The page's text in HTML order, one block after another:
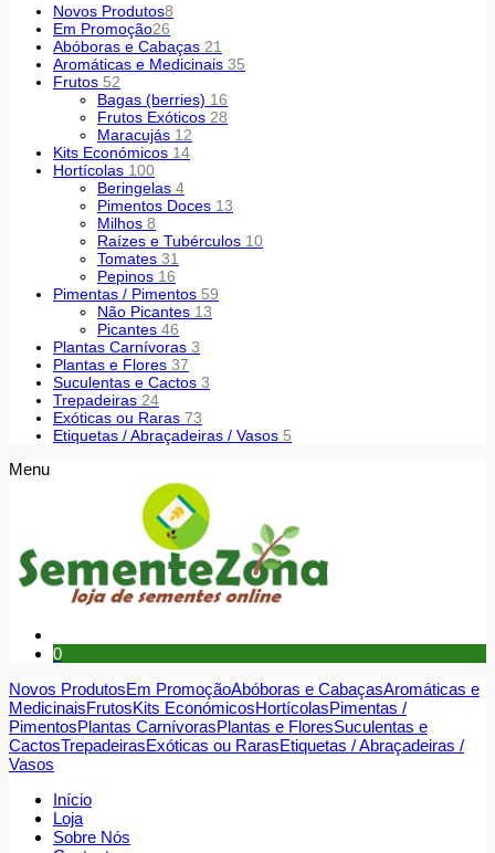
Novos Produtos8
Em Promoção26
Abóboras e Cabaças 21
Aromáticas e Medicinais 35
Frutos 52
Bagas (berries) 16
Frutos Exóticos 28
Maracujás 12
Kits Económicos 14
Hortícolas 100
Beringelas 4
Pimentos Doces 13
Milhos 8
Raízes e Tubérculos 10
Tomates 31
Pepinos 16
Pimentas / Pimentos 59
Não Picantes 13
Picantes 46
Plantas Carnívoras 3
Plantas e Flores 37
Suculentas e Cactos 3
Trepadeiras 24
Exóticas ou Raras 73
Etiquetas / Abraçadeiras / Vasos 5
Menu
0
Novos ProdutosEm PromoçãoAbóboras e CabaçasAromáticas e
MedicinaisFrutosKits EconómicosHortícolasPimentas /
PimentosPlantas CarnívorasPlantas e FloresSuculentas e
CactosTrepadeirasExóticas ou RarasEtiquetas / Abraçadeiras /
Vasos
Início
Loja
Sobre Nós